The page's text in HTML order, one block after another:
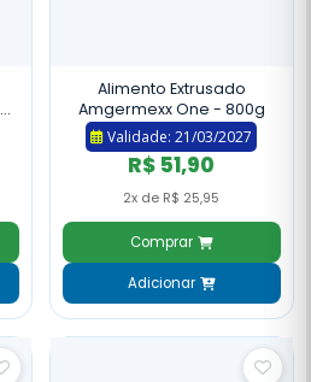
Alimento Extrusado
Amgermexx One - 800g
Validade: 21/03/2027
R$ 51,90
2x de R$ 25,95
Comprar
Adicionar